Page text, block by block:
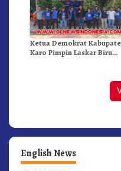
Ketua Demokrat
Karo Pimpin Laskar Biru
English News